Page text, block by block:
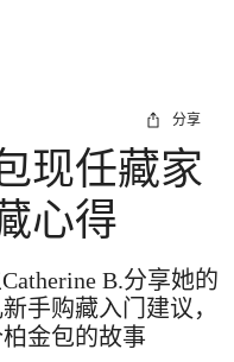
分享
现任藏家
心得
B.分享她的
手购藏入门建议，
金包的故事